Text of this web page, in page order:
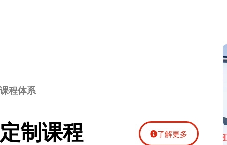
课程体系
定制课程 了解更多